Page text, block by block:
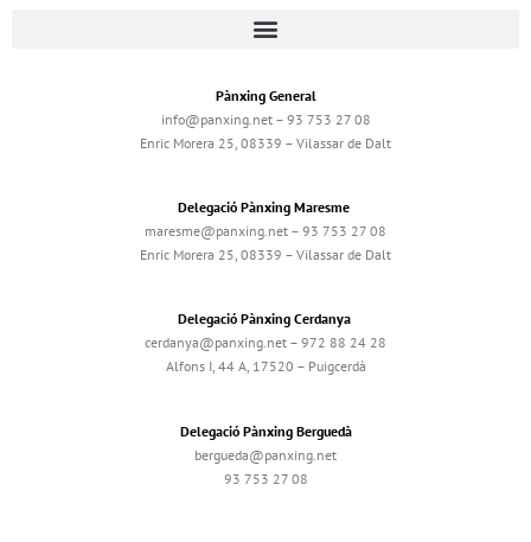
Pànxing General
info@panxing.net – 93 753 27 08
Enric Morera 25, 08339 – Vilassar de Dalt
Delegació Pànxing Maresme
maresme@panxing.net – 93 753 27 08
Enric Morera 25, 08339 – Vilassar de Dalt
Delegació Pànxing Cerdanya
cerdanya@panxing.net – 972 88 24 28
Alfons I, 44 A, 17520 – Puigcerdà
Delegació Pànxing Berguedà
bergueda@panxing.net
93 753 27 08